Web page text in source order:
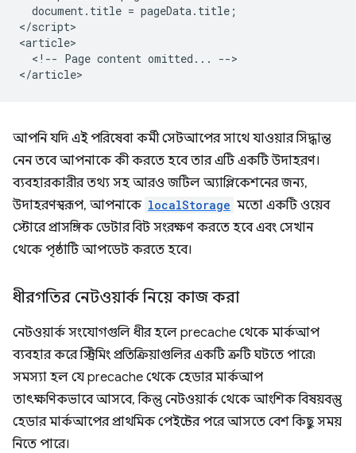
  document.title = pageData.title;
</script>
<article>
  <!-- Page content omitted... -->
আপনি যদি এই পরিষেবা কর্মী সেটআপের সাথে যাওয়ার সিদ্ধান্ত
নেন তবে আপনাকে কী করতে হবে তার এটি একটি উদাহরণ।
ব্যবহারকারীর তথ্য সহ আরও জটিল অ্যাপ্লিকেশনের জন্য,
উদাহরণস্বরূপ, আপনাকে localStorage মতো একটি ওয়েব
স্টোরে প্রাসঙ্গিক ডেটার বিট সংরক্ষণ করতে হবে এবং সেখান
থেকে পৃষ্ঠাটি আপডেট করতে হবে।
ধীরগতির নেটওয়ার্ক নিয়ে কাজ করা
নেটওয়ার্ক সংযোগগুলি ধীর হলে precache থেকে মার্কআপ
ব্যবহার করে স্ট্রিমিং প্রতিক্রিয়াগুলির একটি ত্রুটি ঘটতে পারে৷
সমস্যা হল যে precache থেকে হেডার মার্কআপ
তাৎক্ষণিকভাবে আসবে, কিন্তু নেটওয়ার্ক থেকে আংশিক বিষয়বস্তু
হেডার মার্কআপের প্রাথমিক পেইন্টের পরে আসতে বেশ কিছু সময়
নিতে পারে।